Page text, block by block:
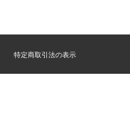
特定商取引法の表示